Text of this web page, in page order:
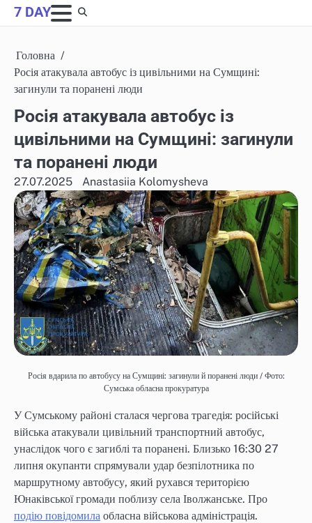
Skip
to
7 DAY
Головна
Росія атакувала автобус із цивільними на Сумщині:
загинули та поранені люди
Росія атакувала автобус із
цивільними на Сумщині: загинули
та поранені люди
27.07.2025 Anastasiia Kolomysheva
Росія вдарила по автобусу на Сумщині: загинули й поранені люди / Фото:
Сумська обласна прокуратура
У Сумському районі сталася чергова трагедія: російські
війська атакували цивільний транспортний автобус,
унаслідок чого є загиблі та поранені. Близько 16:30 27
липня окупанти спрямували удар безпілотника по
маршрутному автобусу, який рухався територією
Юнаківської громади поблизу села Іволжанське. Про
подію повідомила обласна військова адміністрація.